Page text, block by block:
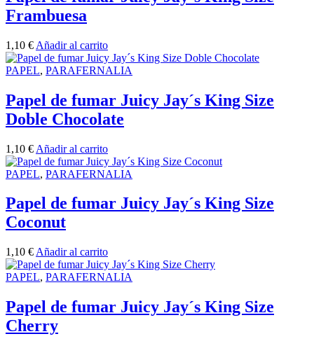
Frambuesa
1,10 € Añadir al carrito
PAPEL, PARAFERNALIA
Papel de fumar Juicy Jay´s King Size
Doble Chocolate
1,10 € Añadir al carrito
PAPEL, PARAFERNALIA
Papel de fumar Juicy Jay´s King Size
Coconut
1,10 € Añadir al carrito
PAPEL, PARAFERNALIA
Papel de fumar Juicy Jay´s King Size
Cherry